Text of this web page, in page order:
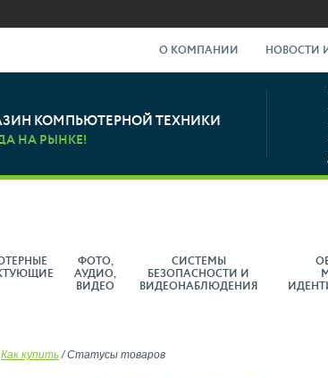
О КОМПАНИИ НОВОСТИ
КОМПЬЮТЕРНОЙ ТЕХНИКИ
НА РЫНКЕ!
ФОТО,
АУДИО,
ВИДЕО
СИСТЕМЫ
БЕЗОПАСНОСТИ И
ВИДЕОНАБЛЮДЕНИЯ
Как купить /Статусы товаров